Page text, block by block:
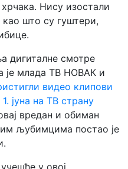
Нису изостали
што су гуштери,
дигиталне смотре
је млада ТВ НОВАК и
видео клипови
јуна на ТВ страну
вредан и обиман
љубимцима постао је
у овој